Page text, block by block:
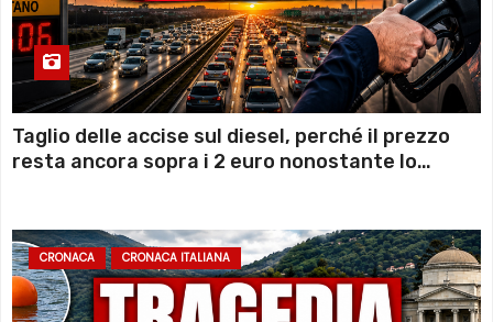
Taglio delle accise sul diesel, perché il prezzo
resta ancora sopra i 2 euro nonostante lo
CRONACA CRONACA ITALIANA